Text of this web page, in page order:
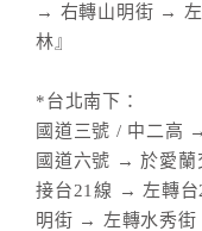
→ 右轉山明街 →
林』
*台北南下：
國道三號 / 中二高
國道六號 → 於愛蘭
接台21線 → 左轉
明街 → 左轉水秀街